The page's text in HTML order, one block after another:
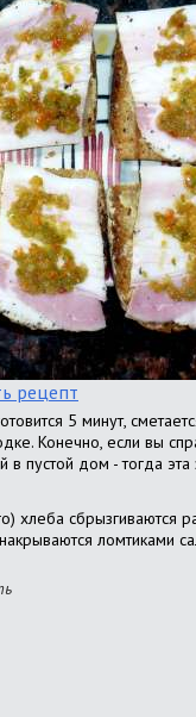
рецепт
5 минут,
Конечно, если вы
пустой дом - тогда эта
хлеба сбрызгиваются
ломтиками